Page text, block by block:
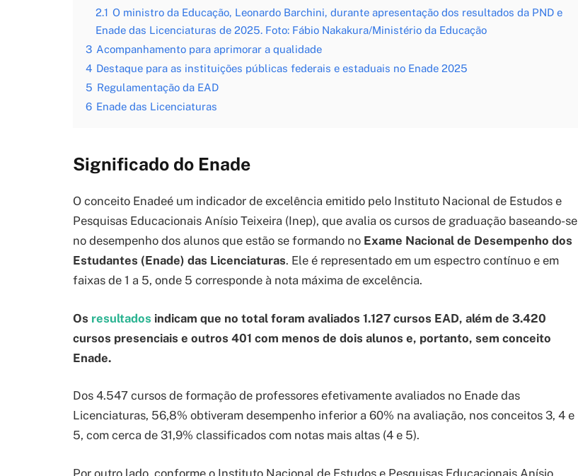
2.1 O ministro da Educação, Leonardo Barchini, durante apresentação dos resultados da PND e
Enade das Licenciaturas de 2025. Foto: Fábio Nakakura/Ministério da Educação
3 Acompanhamento para aprimorar a qualidade
4 Destaque para as instituições públicas federais e estaduais no Enade 2025
5 Regulamentação da EAD
6 Enade das Licenciaturas
Significado do Enade
O conceito Enadeé um indicador de excelência emitido pelo Instituto Nacional de Estudos e
Pesquisas Educacionais Anísio Teixeira (Inep), que avalia os cursos de graduação baseando-se
no desempenho dos alunos que estão se formando no Exame Nacional de Desempenho dos
Estudantes (Enade) das Licenciaturas. Ele é representado em um espectro contínuo e em
faixas de 1 a 5, onde 5 corresponde à nota máxima de excelência.
Os resultados indicam que no total foram avaliados 1.127 cursos EAD, além de 3.420
cursos presenciais e outros 401 com menos de dois alunos e, portanto, sem conceito
Enade.
Dos 4.547 cursos de formação de professores efetivamente avaliados no Enade das
Licenciaturas, 56,8% obtiveram desempenho inferior a 60% na avaliação, nos conceitos 3, 4 e
5, com cerca de 31,9% classificados com notas mais altas (4 e 5).
Por outro lado, conforme o Instituto Nacional de Estudos e Pesquisas Educacionais Anísio